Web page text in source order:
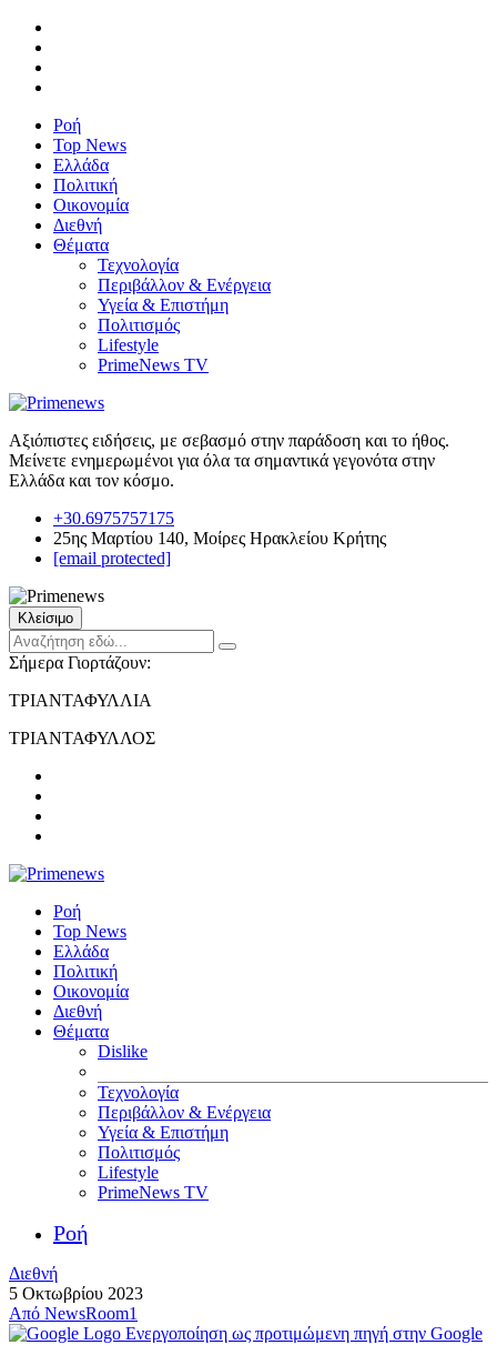
Ροή
Top News
Ελλάδα
Πολιτική
Οικονομία
Διεθνή
Θέματα
Τεχνολογία
Περιβάλλον & Ενέργεια
Υγεία & Επιστήμη
Πολιτισμός
Lifestyle
PrimeNews TV
Αξιόπιστες ειδήσεις, με σεβασμό στην παράδοση και το ήθος.
Μείνετε ενημερωμένοι για όλα τα σημαντικά γεγονότα στην
Ελλάδα και τον κόσμο.
+30.6975757175
25ης Μαρτίου 140, Μοίρες Ηρακλείου Κρήτης
[email protected]
Κλείσιμο
Σήμερα Γιορτάζουν:
ΤΡΙΑΝΤΑΦΥΛΛΙΑ
ΤΡΙΑΝΤΑΦΥΛΛΟΣ
Ροή
Top News
Ελλάδα
Πολιτική
Οικονομία
Διεθνή
Θέματα
Dislike
Τεχνολογία
Περιβάλλον & Ενέργεια
Υγεία & Επιστήμη
Πολιτισμός
Lifestyle
PrimeNews TV
Ροή
Διεθνή
5 Οκτωβρίου 2023
Από NewsRoom1
Ενεργοποίηση ως προτιμώμενη πηγή στην Google